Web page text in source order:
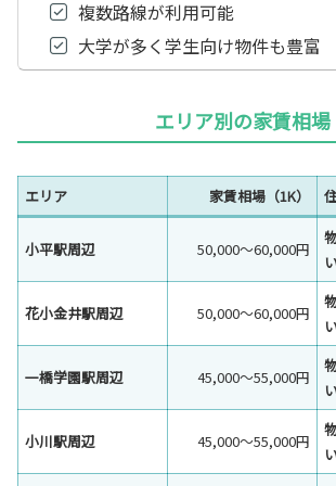
複数路線が利用可能
大学が多く学生向け物件も豊富
エリア別の家賃相場
エリア 家賃相場（1K）
小平駅周辺 50,000〜60,000円
花小金井駅周辺 50,000〜60,000円
一橋学園駅周辺 45,000〜55,000円
小川駅周辺 45,000〜55,000円